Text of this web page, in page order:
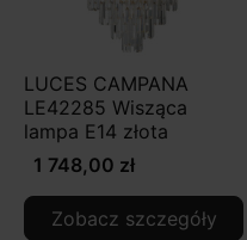
LUCES CAMPANA
LE42285 Wisząca
lampa E14 złota
1 748,00 zł
Zobacz szczegóły